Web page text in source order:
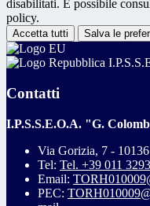
disabilitati. È possibile
policy.
Accetta tutti Salva le
Contatti
I.P.S.S.E.O.A. "G.
Via Gorizia, 7 -
Tel: Tel. +39 011
Email:
PEC: